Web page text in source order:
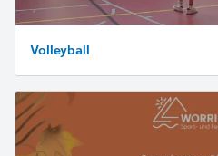
Volleyball